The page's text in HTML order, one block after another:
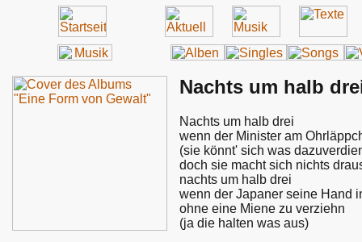
Nachts um halb
Nachts um halb drei
wenn der Minister am
(sie könnt' sich was
doch sie macht sich nichts
nachts um halb drei
wenn der Japaner seine Hand
ohne eine Miene zu verziehn
(ja die halten was aus)